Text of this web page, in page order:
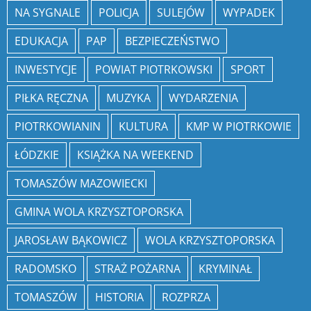
NA SYGNALE POLICJA SULEJÓW
WYPADEK
EDUKACJA
PAP
BEZPIECZEŃSTWO
INWESTYCJE
POWIAT PIOTRKOWSKI
SPORT
PIŁKA RĘCZNA
MUZYKA
WYDARZENIA
PIOTRKOWIANIN
KULTURA
KMP W PIOTRKOWIE
ŁÓDZKIE
KSIĄŻKA NA WEEKEND
TOMASZÓW MAZOWIECKI
GMINA WOLA KRZYSZTOPORSKA
JAROSŁAW BĄKOWICZ
WOLA KRZYSZTOPORSKA
RADOMSKO
STRAŻ POŻARNA
KRYMINAŁ
TOMASZÓW
HISTORIA ROZPRZA